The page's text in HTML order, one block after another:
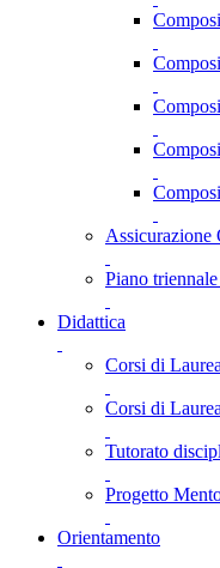
Assicurazione
Piano
Didattica
Corsi di Laurea
Corsi di
Tutorato
Progetto
Orientamento